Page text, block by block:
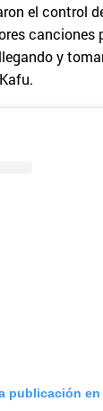
el control
canciones
y
publicación